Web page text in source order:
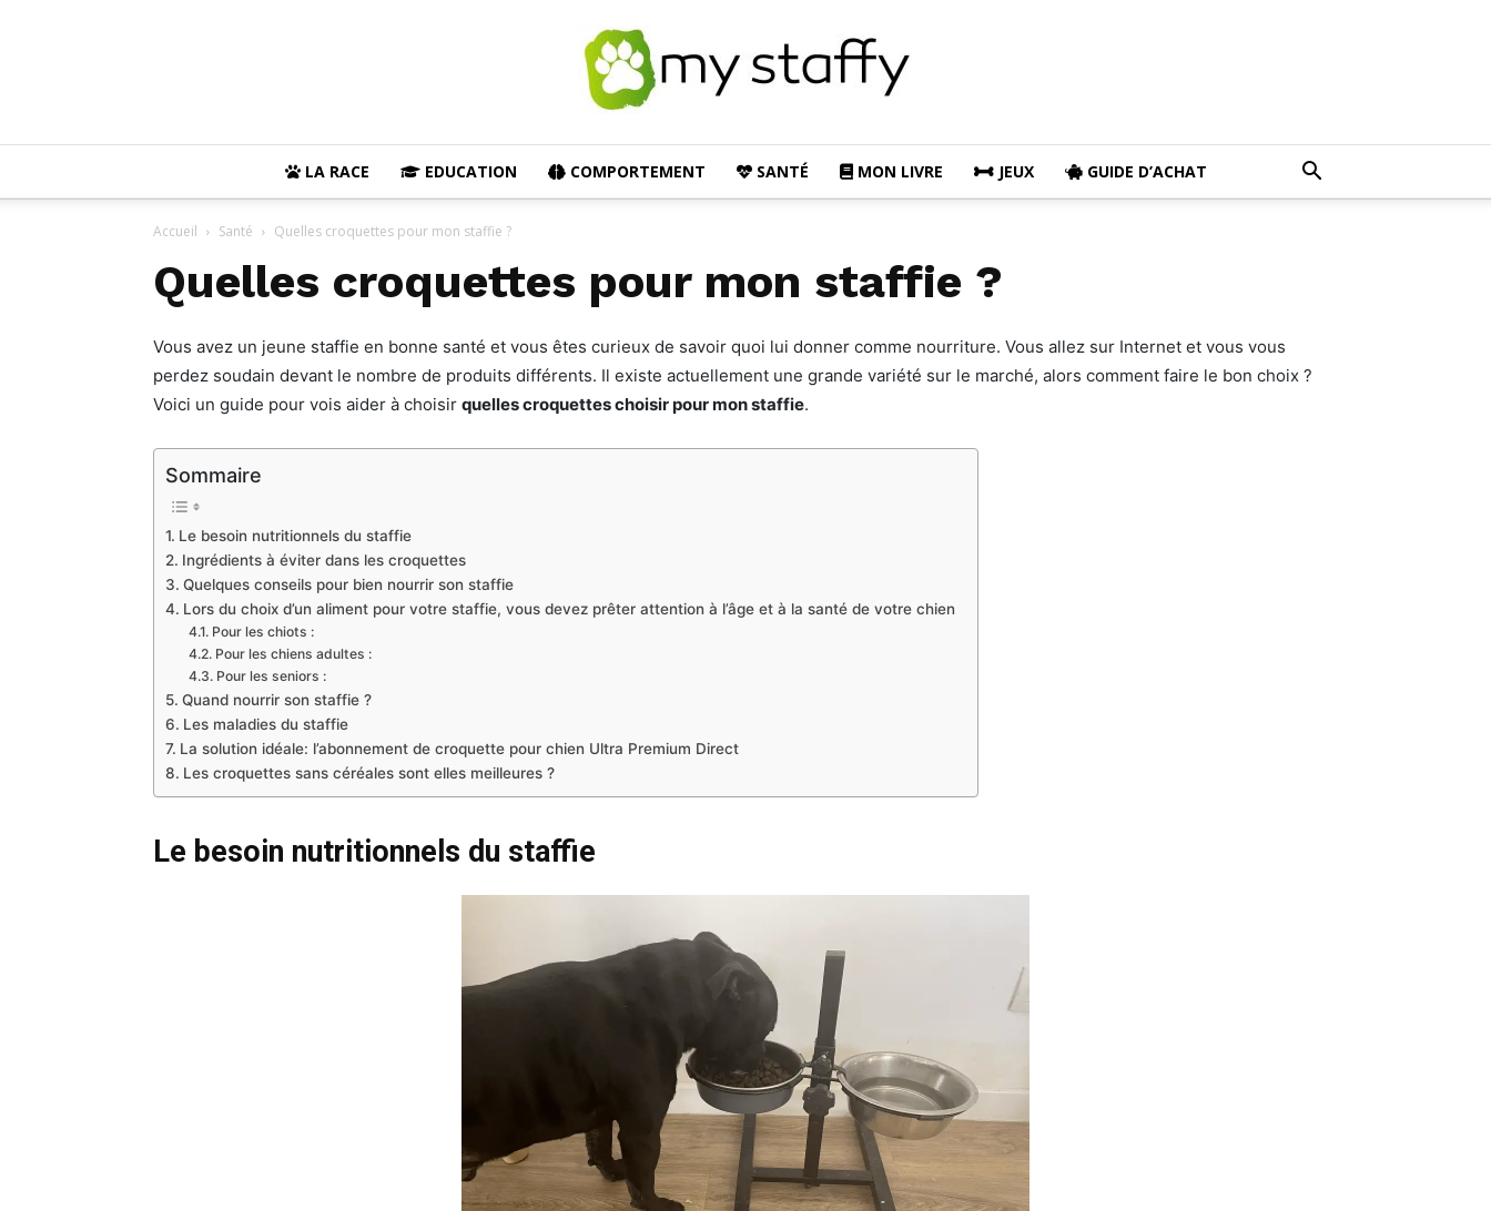
Staffie
LA RACE EDUCATION COMPORTEMENT SANTÉ MON LIVRE JEUX GUIDE D’ACHAT
Accueil Santé Quelles croquettes pour mon staffie ?
Quelles croquettes pour mon staffie ?
Vous avez un jeune staffie en bonne santé et vous êtes curieux de savoir quoi lui donner comme nourriture. Vous allez sur Internet et vous vous
perdez soudain devant le nombre de produits différents. Il existe actuellement une grande variété sur le marché, alors comment faire le bon choix ?
Voici un guide pour vois aider à choisir quelles croquettes choisir pour mon staffie.
Sommaire
Le besoin nutritionnels du staffie
Ingrédients à éviter dans les croquettes
Quelques conseils pour bien nourrir son staffie
Lors du choix d’un aliment pour votre staffie, vous devez prêter attention à l’âge et à la santé de votre chien
Pour les chiots :
Pour les chiens adultes :
Pour les seniors :
Quand nourrir son staffie ?
Les maladies du staffie
La solution idéale: l’abonnement de croquette pour chien Ultra Premium Direct
Les croquettes sans céréales sont elles meilleures ?
Le besoin nutritionnels du staffie